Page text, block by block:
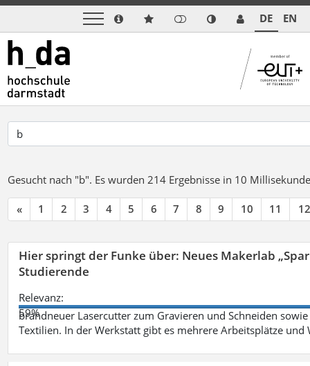
DE EN
Gesucht nach "b". Es wurden 214 Ergebnisse in 10
« 1 2 3 4 5 6 7 8 9 10 11 12
Hier springt der Funke über: Neues Makerlab
Studierende
Relevanz:
59%
brandneuer Lasercutter zum Gravieren und Schneiden
Textilien. In der Werkstatt gibt es mehrere Arbeitsplätze